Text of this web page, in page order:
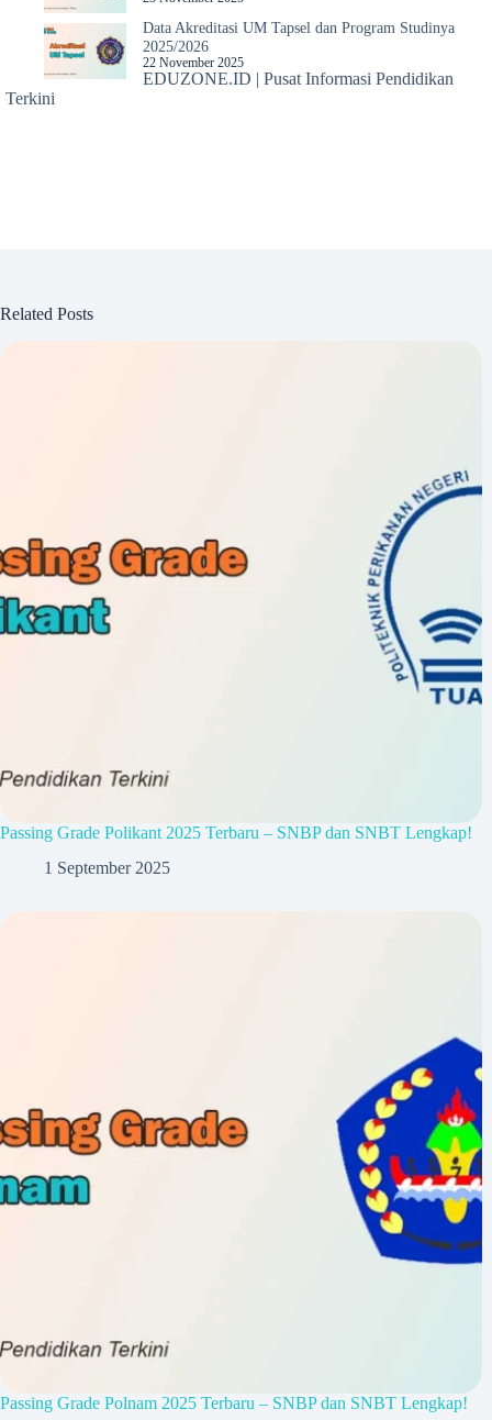
Data Akreditasi UM Tapsel dan Program Studinya
2025/2026
22 November 2025
EDUZONE.ID | Pusat Informasi Pendidikan
Terkini
Related Posts
Passing Grade Polikant 2025 Terbaru – SNBP dan SNBT Lengkap!
1 September 2025
Passing Grade Polnam 2025 Terbaru – SNBP dan SNBT Lengkap!